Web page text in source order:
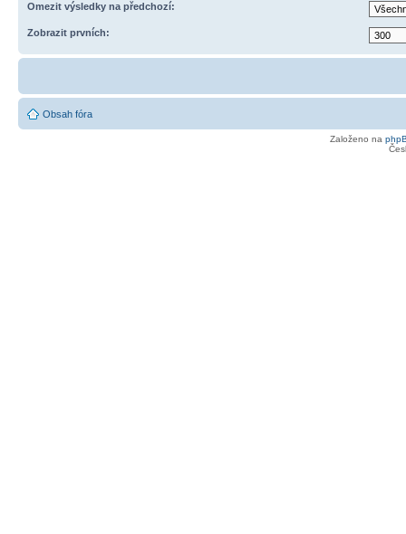
Omezit výsledky na předchozí:
Zobrazit prvních:
Obsah fóra
Založeno na